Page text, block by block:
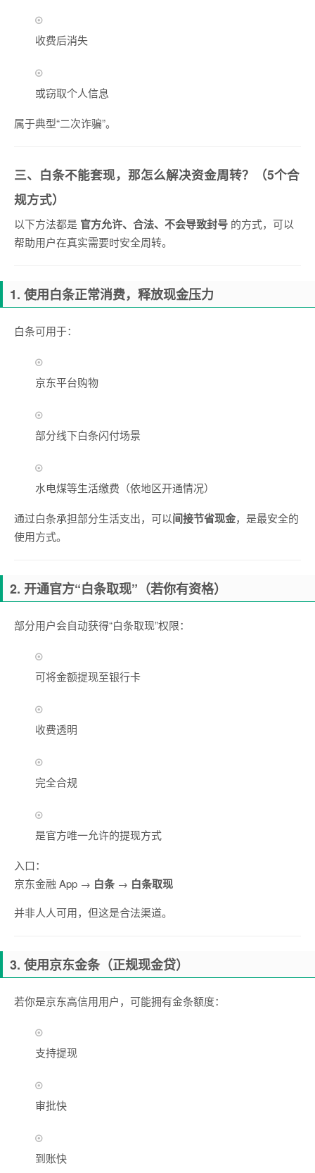
收费后消失
或窃取个人信息
属于典型“二次诈骗”。
三、白条不能套现，那怎么解决资金周转？（5个合
规方式）
以下方法都是 官方允许、合法、不会导致封号 的方式，可以
帮助用户在真实需要时安全周转。
1. 使用白条正常消费，释放现金压力
白条可用于：
京东平台购物
部分线下白条闪付场景
水电煤等生活缴费（依地区开通情况）
通过白条承担部分生活支出，可以间接节省现金，是最安全的
使用方式。
2. 开通官方“白条取现”（若你有资格）
部分用户会自动获得“白条取现”权限：
可将金额提现至银行卡
收费透明
完全合规
是官方唯一允许的提现方式
入口：
京东金融 App → 白条 → 白条取现
并非人人可用，但这是合法渠道。
3. 使用京东金条（正规现金贷）
若你是京东高信用用户，可能拥有金条额度：
支持提现
审批快
到账快